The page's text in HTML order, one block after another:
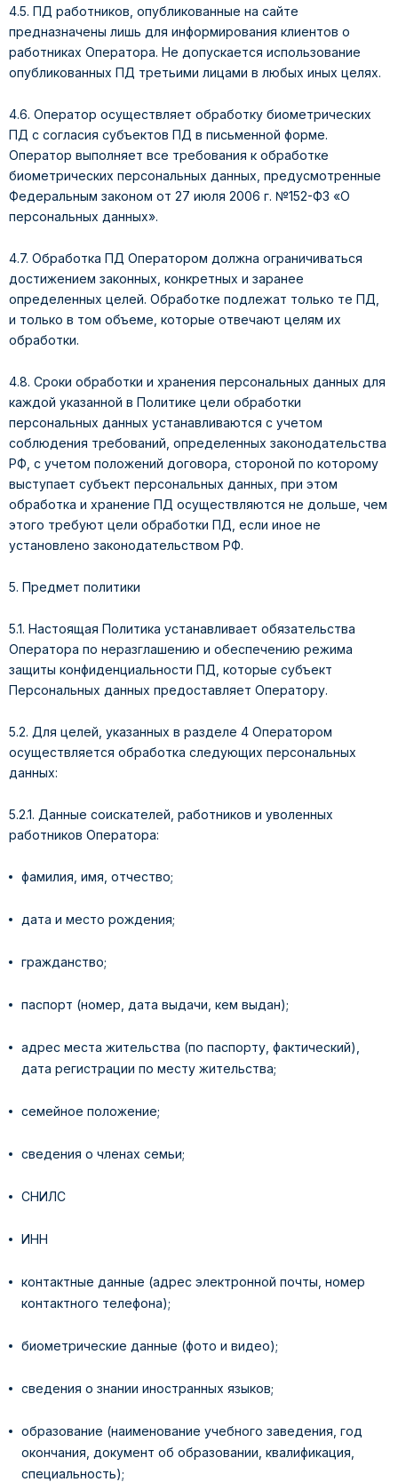
4.5. ПД работников, опубликованные на сайте
предназначены лишь для информирования клиентов о
работниках Оператора. Не допускается использование
опубликованных ПД третьими лицами в любых иных целях.
4.6. Оператор осуществляет обработку биометрических
ПД с согласия субъектов ПД в письменной форме.
Оператор выполняет все требования к обработке
биометрических персональных данных, предусмотренные
Федеральным законом от 27 июля 2006 г. №152-ФЗ «О
персональных данных».
4.7. Обработка ПД Оператором должна ограничиваться
достижением законных, конкретных и заранее
определенных целей. Обработке подлежат только те ПД,
и только в том объеме, которые отвечают целям их
обработки.
4.8. Сроки обработки и хранения персональных данных для
каждой указанной в Политике цели обработки
персональных данных устанавливаются с учетом
соблюдения требований, определенных законодательства
РФ, с учетом положений договора, стороной по которому
выступает субъект персональных данных, при этом
обработка и хранение ПД осуществляются не дольше, чем
этого требуют цели обработки ПД, если иное не
установлено законодательством РФ.
5. Предмет политики
5.1. Настоящая Политика устанавливает обязательства
Оператора по неразглашению и обеспечению режима
защиты конфиденциальности ПД, которые субъект
Персональных данных предоставляет Оператору.
5.2. Для целей, указанных в разделе 4 Оператором
осуществляется обработка следующих персональных
данных:
5.2.1. Данные соискателей, работников и уволенных
работников Оператора:
фамилия, имя, отчество;
дата и место рождения;
гражданство;
паспорт (номер, дата выдачи, кем выдан);
адрес места жительства (по паспорту, фактический),
дата регистрации по месту жительства;
семейное положение;
сведения о членах семьи;
СНИЛС
ИНН
контактные данные (адрес электронной почты, номер
контактного телефона);
биометрические данные (фото и видео);
сведения о знании иностранных языков;
образование (наименование учебного заведения, год
окончания, документ об образовании, квалификация,
специальность);